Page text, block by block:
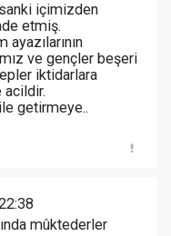
içimizden
etmiş.
ve gençler beşeri
iktidarlara
acildir.
getirmeye..
mûktederler